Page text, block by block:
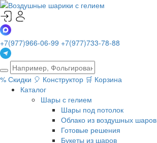
+7(977)966-06-99 +7(977)733-78-88
% Скидки 🎈 Конструктор 🛒 Корзина
Каталог
Шары с гелием
Шары под потолок
Облако из воздушных шаров
Готовые решения
Букеты из шаров